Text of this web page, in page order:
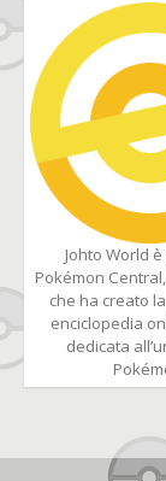
Johto World
Pokémon
che ha creato
enciclopedia
dedicata